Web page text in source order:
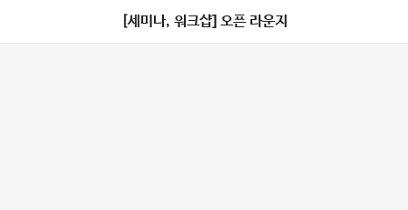
[세미나, 워크샵] 오픈 라운지